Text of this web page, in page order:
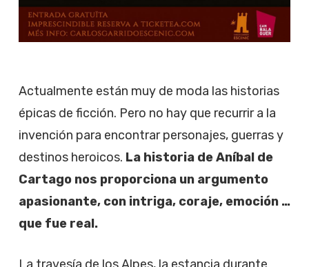
Actualmente están muy de moda las historias
épicas de ficción. Pero no hay que recurrir a la
invención para encontrar personajes, guerras y
destinos heroicos. La historia de Aníbal de
Cartago nos proporciona un argumento
apasionante, con intriga, coraje, emoción …
que fue real.